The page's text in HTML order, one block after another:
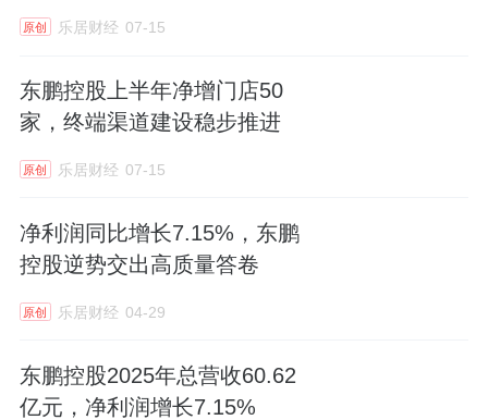
原创 乐居财经 07-15
东鹏控股上半年净增门店50
家，终端渠道建设稳步推进
原创 乐居财经 07-15
净利润同比增长7.15%，东鹏
控股逆势交出高质量答卷
原创 乐居财经 04-29
东鹏控股2025年总营收60.62
亿元，净利润增长7.15%